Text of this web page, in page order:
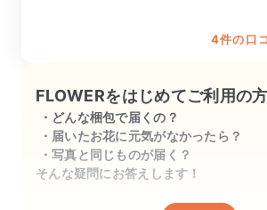
ったのと、黒く変色している物
あったのは少し残念でした
4件の口
FLOWERをはじめてご利用の
どんな梱包で届くの？
届いたお花に元気がなかったら？
写真と同じものが届く？
そんな疑問にお答えします！